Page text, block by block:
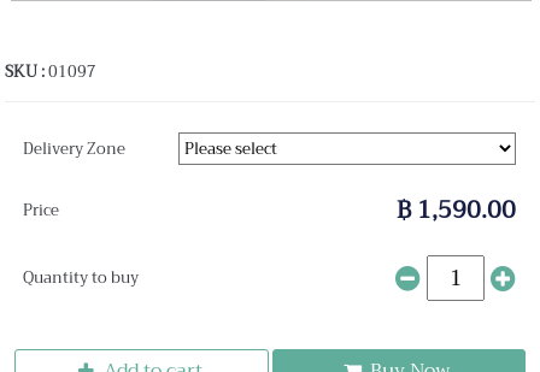
SKU :01097
Delivery Zone
Price ฿ 1,590.00
Quantity to buy